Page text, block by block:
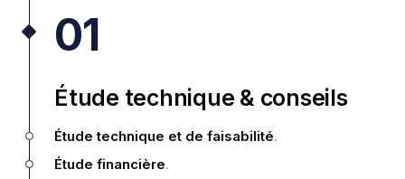
01
Étude technique & conseils
Étude technique et de faisabilité.
Étude financière.